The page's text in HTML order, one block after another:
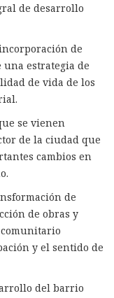
de desarrollo
de
una estrategia de
de vida de los
se vienen
de la ciudad que
cambios en
de
de obras y
y el sentido de
del barrio